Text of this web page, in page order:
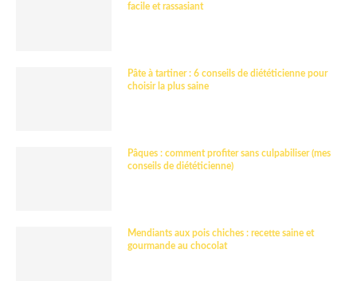
facile et rassasiant
Pâte à tartiner : 6 conseils de diététicienne pour
choisir la plus saine
Pâques : comment profiter sans culpabiliser (mes
conseils de diététicienne)
Mendiants aux pois chiches : recette saine et
gourmande au chocolat